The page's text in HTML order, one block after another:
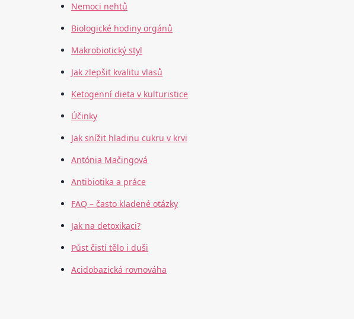
Nemoci nehtů
Biologické hodiny orgánů
Makrobiotický styl
Jak zlepšit kvalitu vlasů
Ketogenní dieta v kulturistice
Účinky
Jak snížit hladinu cukru v krvi
Antónia Mačingová
Antibiotika a práce
FAQ – často kladené otázky
Jak na detoxikaci?
Půst čistí tělo i duši
Acidobazická rovnováha